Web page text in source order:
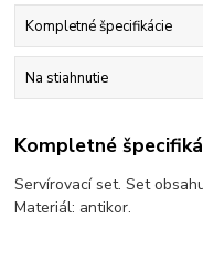
Kompletné špecifikácie
Na stiahnutie
Kompletné
Servírovací set. Set
Materiál: antikor.